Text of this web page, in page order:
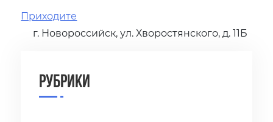
Приходите
г. Новороссийск, ул. Хворостянского, д. 11Б
Рубрики